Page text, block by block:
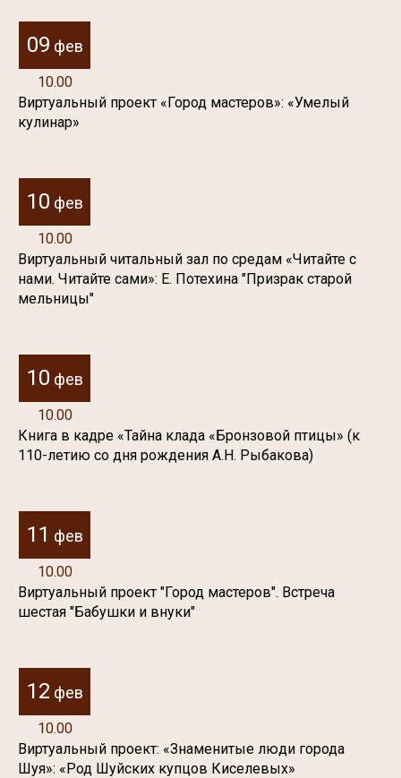
09 фев
10.00
Виртуальный проект «Город мастеров»: «Умелый
кулинар»
10 фев
10.00
Виртуальный читальный зал по средам «Читайте с
нами. Читайте сами»: Е. Потехина "Призрак старой
мельницы"
10 фев
10.00
Книга в кадре «Тайна клада «Бронзовой птицы» (к
110-летию со дня рождения А.Н. Рыбакова)
11 фев
10.00
Виртуальный проект "Город мастеров". Встреча
шестая "Бабушки и внуки"
12 фев
10.00
Виртуальный проект: «Знаменитые люди города
Шуя»: «Род Шуйских купцов Киселевых»